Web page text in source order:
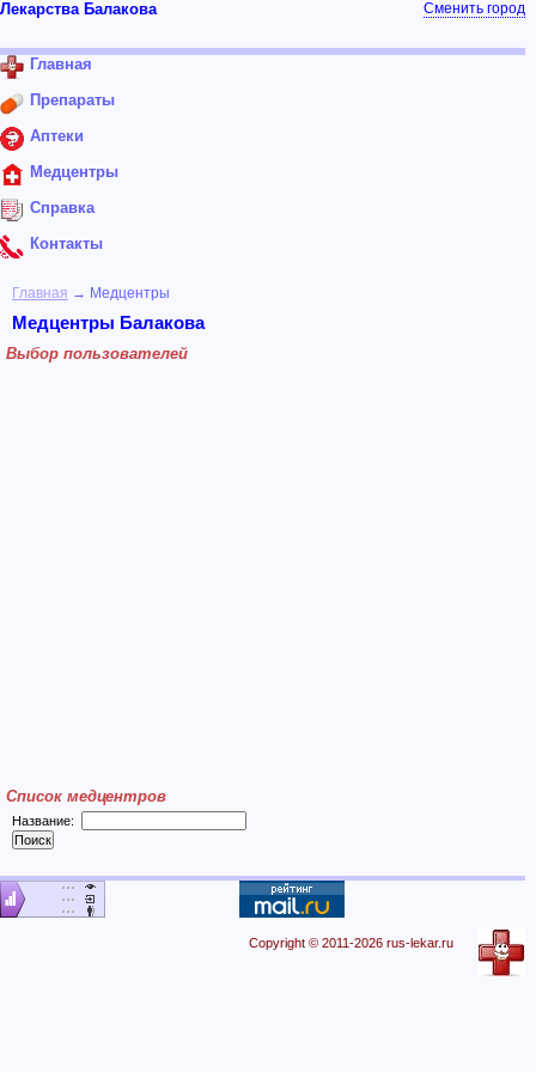
Лекарства Балакова Сменить город
Главная
Препараты
Аптеки
Медцентры
Справка
Контакты
Главная → Медцентры
Медцентры Балакова
Выбор пользователей
Список медцентров
Название:
Copyright © 2011-2026 rus-lekar.ru